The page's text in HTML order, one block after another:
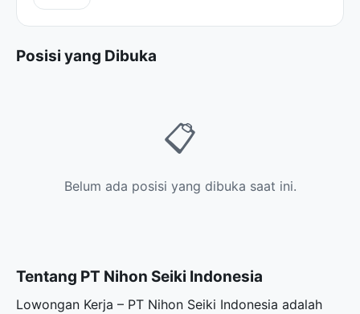
Posisi yang Dibuka
📋
Belum ada posisi yang dibuka saat ini.
Tentang PT Nihon Seiki Indonesia
Lowongan Kerja – PT Nihon Seiki Indonesia adalah